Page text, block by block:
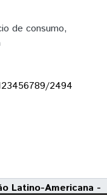
de consumo,
2494
Latino-Americana -